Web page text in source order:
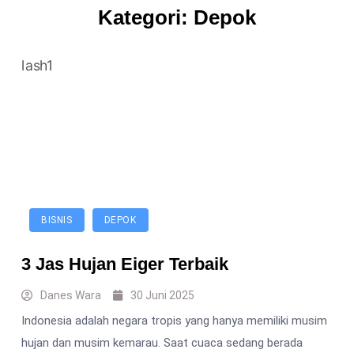
Kategori: Depok
BISNIS DEPOK
3 Jas Hujan Eiger Terbaik
Danes Wara 30 Juni 2025
Indonesia adalah negara tropis yang hanya memiliki musim
hujan dan musim kemarau. Saat cuaca sedang berada